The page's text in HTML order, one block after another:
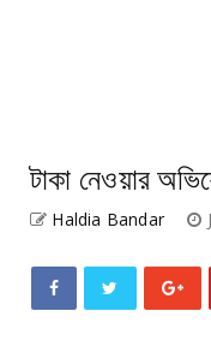
টাকা নেওয়ার
Haldia Bandar